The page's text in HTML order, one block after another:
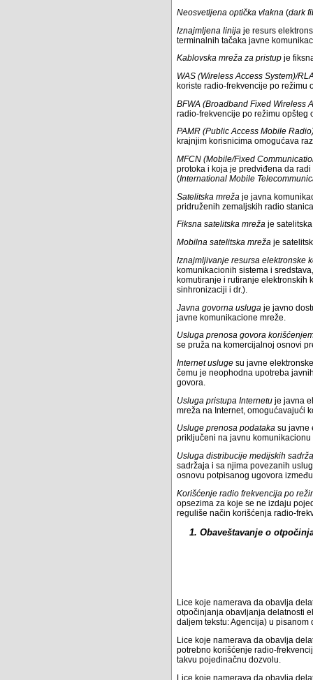
Neosvetljena optička vlakna (dark
Iznajmljena linija je resurs
terminalnih tačaka javne
Kablovska mreža za pristup je
WAS (Wireless Access System)/
koriste radio-frekvencije po režimu
BFWA (Broadband Fixed Wireless
radio-frekvencije po režimu opšteg
PAMR (Public Access Mobile
krajnjim korisnicima omogućava
MFCN (Mobile/Fixed
protoka i koja je predviđena da
(International Mobile
Satelitska mreža je javna
pridruženih zemaljskih radio
Fiksna satelitska mreža je
Mobilna satelitska mreža je
Iznajmljivanje resursa elektronske
komunikacionih sistema i
komutiranje i rutiranje elektronskih
sinhronizaciji i dr.).
Javna govorna usluga je javno
javne komunikacione mreže.
Usluga prenosa govora
se pruža na komercijalnoj osnovi
Internet usluge su javne
čemu je neophodna upotreba
govora.
Usluga pristupa Internetu je javna
mreža na Internet, omogućavajući
Usluge prenosa podataka su javne
priključeni na javnu
Usluga distribucije medijskih
sadržaja i sa njima povezanih
osnovu potpisanog ugovora
Korišćenje radio frekvencija po
opsezima za koje se ne izdaju
reguliše način korišćenja radio-
1. Obaveštavanje o
Lice koje namerava da obavlja
otpočinjanja obavljanja delatnosti
daljem tekstu: Agencija) u
Lice koje namerava da obavlja
potrebno korišćenje radio-
takvu pojedinačnu dozvolu.
Lice koje namerava da obavlja